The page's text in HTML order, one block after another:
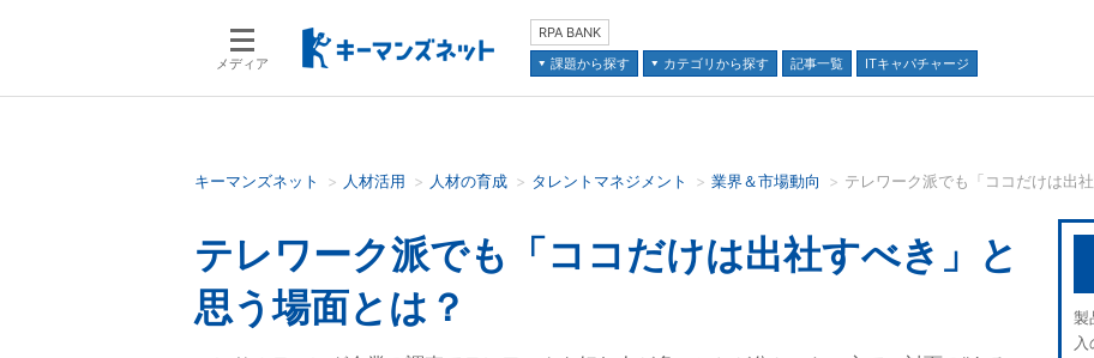
メディア
RPA BANK
課題から探す
カテゴリから探す 記事一覧 ITキャパチャージ
検索語を入力してください 並び順：
キーマンズネット 人材活用 人材の育成 タレントマネジメント 業界＆市場動向 テレワーク派でも「ココだけは出
テレワーク派でも「ココだけは出社すべき」と
思う場面とは？
製